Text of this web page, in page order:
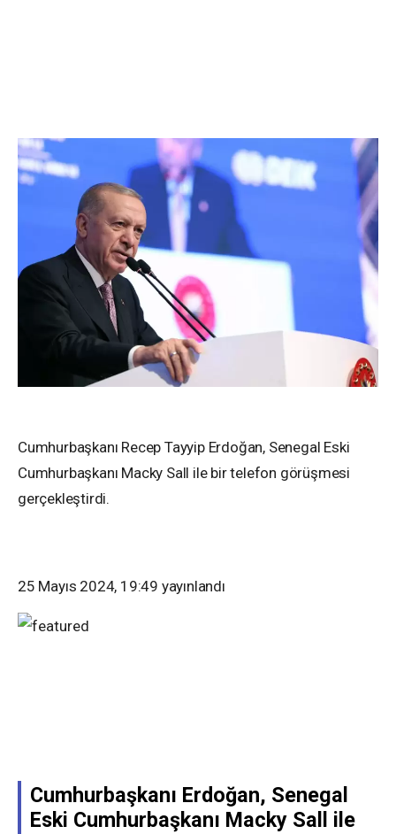
Cumhurbaşkanı Recep Tayyip Erdoğan, Senegal Eski
Cumhurbaşkanı Macky Sall ile bir telefon görüşmesi
gerçekleştirdi.
25 Mayıs 2024, 19:49 yayınlandı
Cumhurbaşkanı Erdoğan, Senegal
Eski Cumhurbaşkanı Macky Sall ile